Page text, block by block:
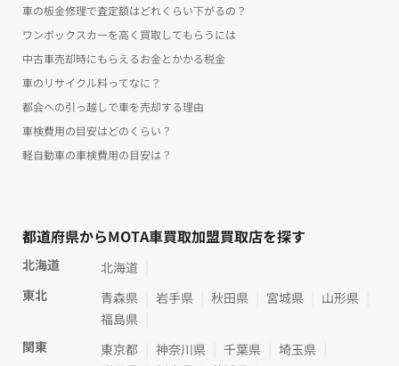
車の板金修理で査定額はどれくらい下がるの？
ワンボックスカーを高く買取してもらうには
中古車売却時にもらえるお金とかかる税金
車のリサイクル料ってなに？
都会への引っ越しで車を売却する理由
車検費用の目安はどのくらい？
軽自動車の車検費用の目安は？
都道府県からMOTA車買取加盟買取店を探す
北海道
北海道
東北
青森県 岩手県 秋田県 宮城県
山形県
福島県
関東
東京都 神奈川県 千葉県
埼玉県